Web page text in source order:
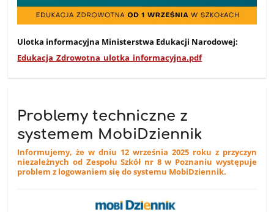
Ulotka informacyjna Ministerstwa Edukacji Narodowej:
Edukacja_Zdrowotna_ulotka_informacyjna.pdf
Problemy techniczne z
systemem MobiDziennik
Informujemy, że w dniu 12 września 2025 roku z przyczyn
niezależnych od Zespołu Szkół nr 8 w Poznaniu występuje
problem z logowaniem się do systemu MobiDziennik.